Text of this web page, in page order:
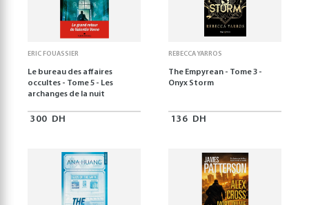
ERIC FOUASSIER
Le bureau des affaires
occultes - Tome 5 - Les
archanges de la nuit
300 DH
REBECCA YARROS
The Empyrean - Tome 3 -
Onyx Storm
136 DH